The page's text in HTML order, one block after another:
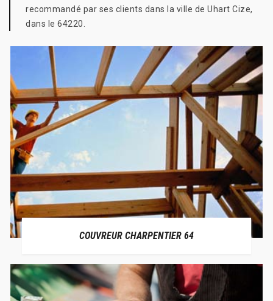
recommandé par ses clients dans la ville de Uhart Cize,
dans le 64220.
COUVREUR CHARPENTIER 64